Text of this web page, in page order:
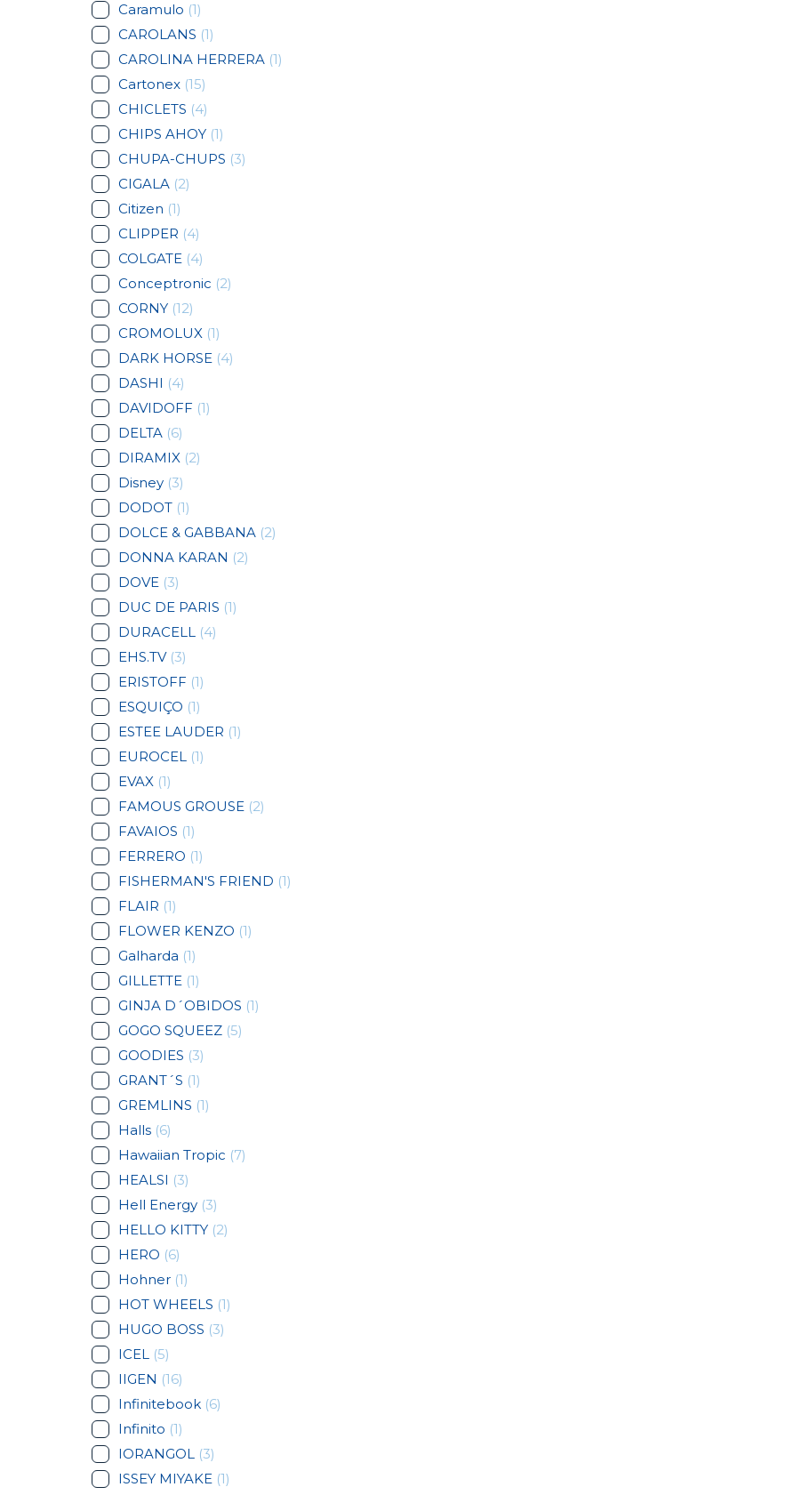
Caramulo (1)
CAROLANS (1)
CAROLINA HERRERA (1)
Cartonex (15)
CHICLETS (4)
CHIPS AHOY (1)
CHUPA-CHUPS (3)
CIGALA (2)
Citizen (1)
CLIPPER (4)
COLGATE (4)
Conceptronic (2)
CORNY (12)
CROMOLUX (1)
DARK HORSE (4)
DASHI (4)
DAVIDOFF (1)
DELTA (6)
DIRAMIX (2)
Disney (3)
DODOT (1)
DOLCE & GABBANA (2)
DONNA KARAN (2)
DOVE (3)
DUC DE PARIS (1)
DURACELL (4)
EHS.TV (3)
ERISTOFF (1)
ESQUIÇO (1)
ESTEE LAUDER (1)
EUROCEL (1)
EVAX (1)
FAMOUS GROUSE (2)
FAVAIOS (1)
FERRERO (1)
FISHERMAN'S FRIEND (1)
FLAIR (1)
FLOWER KENZO (1)
Galharda (1)
GILLETTE (1)
GINJA D´OBIDOS (1)
GOGO SQUEEZ (5)
GOODIES (3)
GRANT´S (1)
GREMLINS (1)
Halls (6)
Hawaiian Tropic (7)
HEALSI (3)
Hell Energy (3)
HELLO KITTY (2)
HERO (6)
Hohner (1)
HOT WHEELS (1)
HUGO BOSS (3)
ICEL (5)
IIGEN (16)
Infinitebook (6)
Infinito (1)
IORANGOL (3)
ISSEY MIYAKE (1)